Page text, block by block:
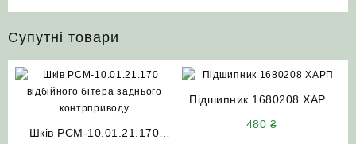
Супутні товари
Шків РСМ-10.01.21.170
Підшипник 1680208 ХАРП
Вектор
480₴